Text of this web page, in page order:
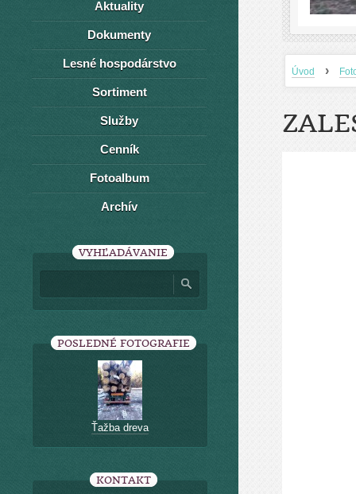
Úvod ›
Aktuality
Dokumenty
Lesné hospodárstvo
Sortiment
Služby
Cenník
Fotoalbum
Archív
VYHĽADÁVANIE
POSLEDNÉ FOTOGRAFIE
Ťažba dreva
KONTAKT